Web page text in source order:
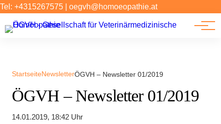
Tel: +4315267575 oegvh@homoeopathie.at
Tierarzt-Suche
Forschung
StartseiteNewsletterÖGVH – Newsletter 01/2019
ÖGVH – Newsletter 01/2019
14.01.2019, 18:42 Uhr